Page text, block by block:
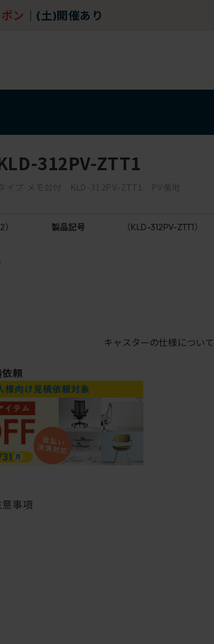
ン (土)開催あり
312PV-ZTT1
イプ メモ台付 KLD-312PV-ZTT1 PV張地
製品記号 （KLD-312PV-ZTT1）
キャスターの仕様について
頼
事項